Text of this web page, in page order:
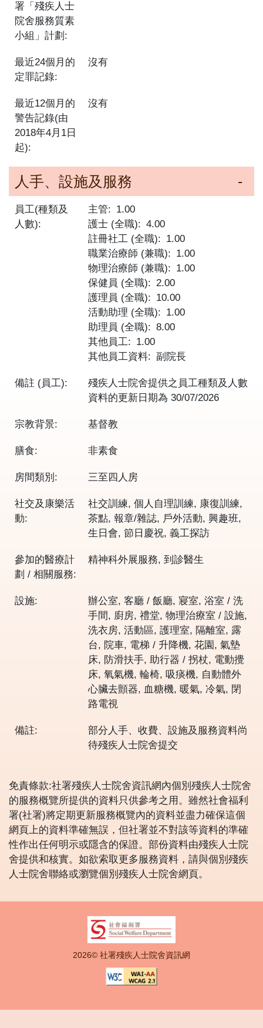
署「殘疾人士
院舍服務質素
小組」計劃:
最近24個月的
定罪記錄:
沒有
最近12個月的
警告記錄(由
2018年4月1日
起):
沒有
人手、設施及服務
員工(種類及
人數):
主管
1.00
護士 (全職)
4.00
註冊社工 (全職)
1.00
職業治療師 (兼職)
1.00
物理治療師 (兼職)
1.00
保健員 (全職)
2.00
護理員 (全職)
10.00
活動助理 (全職)
1.00
助理員 (全職)
8.00
其他員工
1.00
其他員工資料
副院長
備註 (員工):
殘疾人士院舍提供之員工種類及人數
資料的更新日期為30/07/2026
宗教背景: 基督教
膳食: 非素食
房間類別: 三至四人房
社交及康樂活
動:
社交訓練, 個人自理訓練, 康復訓練,
茶點, 報章/雜誌, 戶外活動, 興趣班,
生日會, 節日慶祝, 義工探訪
參加的醫療計
劃 / 相關服務:
精神科外展服務, 到診醫生
設施:
辦公室, 客廳 / 飯廳, 寢室, 浴室 / 洗
手間, 廚房, 禮堂, 物理治療室 / 設施,
洗衣房, 活動區, 護理室, 隔離室, 露
台, 院車, 電梯 / 升降機, 花園, 氣墊
床, 防滑扶手, 助行器 / 拐杖, 電動攪
床, 氧氣機, 輪椅, 吸痰機, 自動體外
心臟去顫器, 血糖機, 暖氣, 冷氣, 閉
路電視
備註:
部分人手、收費、設施及服務資料尚
待殘疾人士院舍提交
免責條款:社署殘疾人士院舍資訊網內個別殘疾人士院舍
的服務概覽所提供的資料只供參考之用。雖然社會福利
署(社署)將定期更新服務概覽內的資料並盡力確保這個
網頁上的資料準確無誤，但社署並不對該等資料的準確
性作出任何明示或隱含的保證。部份資料由殘疾人士院
舍提供和核實。如欲索取更多服務資料，請與個別殘疾
人士院舍聯絡或瀏覽個別殘疾人士院舍網頁。
2026© 社署殘疾人士院舍資訊網